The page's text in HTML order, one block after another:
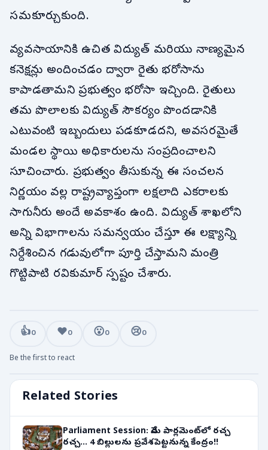
సమకూర్చుకుంది.
వ్యవసాయానికి ఉచిత విద్యుత్ మరియు నాణ్యమైన
కనెక్షన్లు అందించడం ద్వారా రైతు భరోసాను
కాపాడతామని ప్రభుత్వం భరోసా ఇచ్చింది. రైతులు
తమ పొలాలకు విద్యుత్ సౌకర్యం పొందడానికి
ఎటువంటి ఇబ్బందులు పడకూడదని, అవసరమైతే
మండల స్థాయి అధికారులను సంప్రదించాలని
సూచించారు. ప్రభుత్వం తీసుకున్న ఈ సంచలన
నిర్ణయం వల్ల రాష్ట్రవ్యాప్తంగా లక్షలాది ఎకరాలకు
సాగునీరు అందే అవకాశం ఉంది. విద్యుత్ శాఖలోని
అన్ని విభాగాలను సమన్వయం చేస్తూ ఈ లక్ష్యాన్ని
నిర్దేశించిన గడువులోగా పూర్తి చేస్తామని మంత్రి
గొట్టిపాటి రవికుమార్ స్పష్టం చేశారు.
Related Stories
Parliament Session: నేడు పార్లమెంట్‌లో రచ్చ
రచ్చ... 4 బిల్లులను ప్రవేశపెట్టనున్న కేంద్రం!!
👍0 ❤️0 😮0 😢0
Be the first to react